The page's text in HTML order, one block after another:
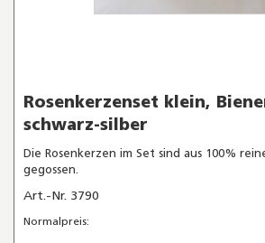
Rosenkerzenset klein,
schwarz-silber
Die Rosenkerzen im Set sind aus 100%
gegossen.
Art.-Nr. 3790
Normalpreis: